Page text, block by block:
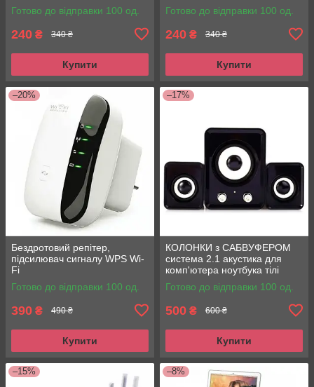
Готово до відправки 100 од.
240 ₴ 340 ₴
Купити
Готово до відправки 100 од.
240 ₴ 340 ₴
Купити
–20%
Бездротовий репітер,
підсилювач сигналу WPS Wi-
Fi
Готово до відправки 100 од.
390 ₴ 490 ₴
Купити
–17%
КОЛОНКИ з САБВУФЕРОМ
система 2.1 акустика для
комп'ютера ноутбука тілі
Готово до відправки 100 од.
500 ₴ 600 ₴
Купити
–15% –8%